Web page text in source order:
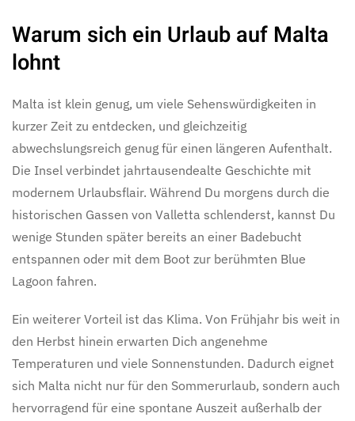
Warum sich ein Urlaub auf Malta
lohnt
Malta ist klein genug, um viele Sehenswürdigkeiten in
kurzer Zeit zu entdecken, und gleichzeitig
abwechslungsreich genug für einen längeren Aufenthalt.
Die Insel verbindet jahrtausendealte Geschichte mit
modernem Urlaubsflair. Während Du morgens durch die
historischen Gassen von Valletta schlenderst, kannst Du
wenige Stunden später bereits an einer Badebucht
entspannen oder mit dem Boot zur berühmten Blue
Lagoon fahren.
Ein weiterer Vorteil ist das Klima. Von Frühjahr bis weit in
den Herbst hinein erwarten Dich angenehme
Temperaturen und viele Sonnenstunden. Dadurch eignet
sich Malta nicht nur für den Sommerurlaub, sondern auch
hervorragend für eine spontane Auszeit außerhalb der